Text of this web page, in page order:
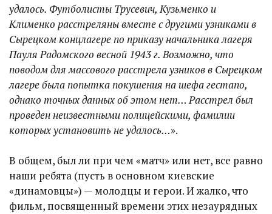
удалось. Футболисты Трусевич, Кузьменко и
Клименко расстреляны вместе с другими узниками в
Сырецком концлагере по приказу начальника лагеря
Пауля Радомского весной 1943 г. Возможно, что
поводом для массового расстрела узников в Сырецком
лагере была попытка покушения на шефа гестапо,
однако точных данных об этом нет… Расстрел был
проведен неизвестными полицейскими, фамилии
которых установить не удалось…».
В общем, был ли при чем «матч» или нет, все равно
наши ребята (пусть в основном киевские
«динамовцы») — молодцы и герои. И жалко, что
фильм, посвященный времени этих незаурядных